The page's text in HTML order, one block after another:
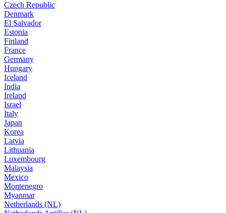
Czech Republic
Denmark
El Salvador
Estonia
Finland
France
Germany
Hungary
Iceland
India
Ireland
Israel
Italy
Japan
Korea
Latvia
Lithuania
Luxembourg
Malaysia
Mexico
Montenegro
Myanmar
Netherlands (NL)